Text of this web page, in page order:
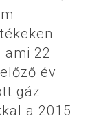
ami 22
év
gáz
a 2015